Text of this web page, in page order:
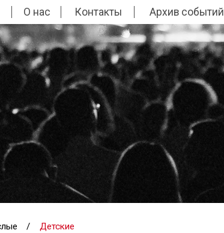
О нас Контакты Архив событий
/ Детские